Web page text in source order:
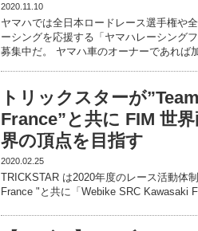
2020.11.10
ヤマハでは全日本ロードレース選手権や
ーシングを応援する「ヤマハレーシング
募集中だ。 ヤマハ車のオーナーであれば
トリックスターが
France”と共に FIM 世
界の頂点を目指す
2020.02.25
TRICKSTAR は2020年度のレース活動体
France "と共に「Webike SRC Kawasaki